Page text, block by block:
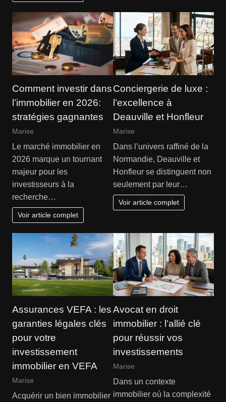
Comment investir dans
l’immobilier en 2026:
stratégies gagnantes
Marise
Le marché immobilier en
2026 marque un tournant
majeur pour les
investisseurs à la
recherche…
Voir article complet
Conciergerie de luxe :
l’excellence à
Deauville et Honfleur
Marise
Dans l’univers raffiné de la
Normandie, Deauville et
Honfleur se distinguent non
seulement par leur…
Voir article complet
Assurances VEFA : les
garanties légales clés
pour votre
investissement
immobilier en VEFA
Marise
Acquérir un bien immobilier
Avocat en droit
immobilier : l’allié clé
pour réussir vos
investissements
Marise
Dans un contexte
immobilier où la complexité